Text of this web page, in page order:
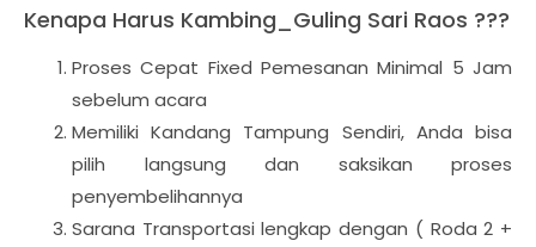
Kenapa Harus Kambing_Guling Sari Raos ???
Proses Cepat Fixed Pemesanan Minimal 5 Jam
sebelum acara
Memiliki Kandang Tampung Sendiri, Anda bisa
pilih langsung dan saksikan proses
penyembelihannya
Sarana Transportasi lengkap dengan ( Roda 2 +